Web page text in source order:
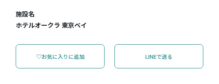
施設名
ホテルオークラ 東京ベイ
♡お気に入りに追加 LINEで送る